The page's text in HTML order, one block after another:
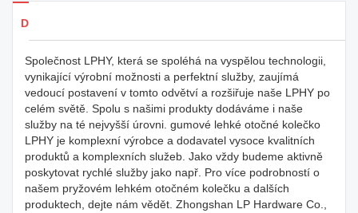
Detaily produkty
Společnost LPHY, která se spoléhá na vyspělou technologii,
vynikající výrobní možnosti a perfektní služby, zaujímá
vedoucí postavení v tomto odvětví a rozšiřuje naše LPHY po
celém světě. Spolu s našimi produkty dodáváme i naše
služby na té nejvyšší úrovni. gumové lehké otočné kolečko
LPHY je komplexní výrobce a dodavatel vysoce kvalitních
produktů a komplexních služeb. Jako vždy budeme aktivně
poskytovat rychlé služby jako např. Pro více podrobností o
našem pryžovém lehkém otočném kolečku a dalších
produktech, dejte nám vědět. Zhongshan LP Hardware Co.,